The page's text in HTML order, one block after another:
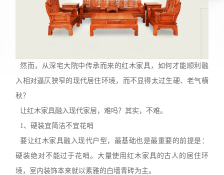
然而，从深宅大院中传承而来的红木家具，如何才能顺利融
入相对逼仄狭窄的现代居住环境，而不显得太过生硬、老气横
秋？
让红木家具融入现代家居，难吗？其实，不难。
1、硬装宜简洁不宜花哨
要让红木家具融入现代户型，最基础也是最重要的前提是：
硬装绝对不能过于花哨。大量使用红木家具的古人的居住环
境，室内装饰本来就以素雅的白墙青砖为主。